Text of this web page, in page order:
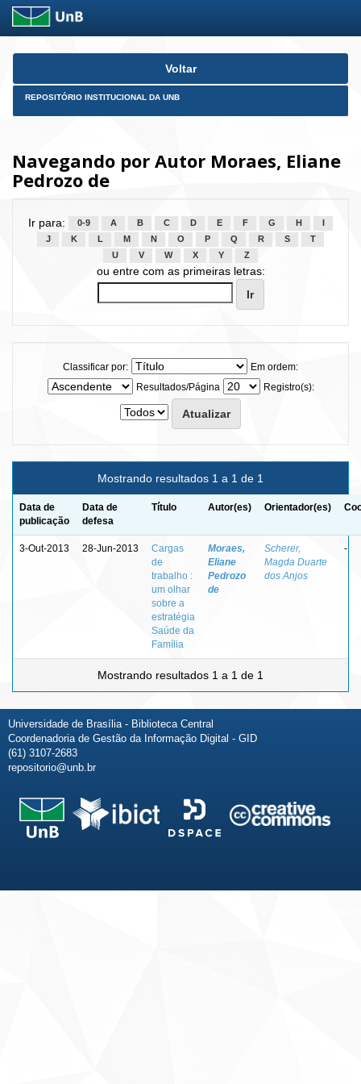
Skip
Voltar
REPOSITÓRIO INSTITUCIONAL DA UNB
Navegando por Autor Moraes, Eliane
Pedrozo de
Ir para: 0-9 A B C D E F G H
J
K L M N O P Q R S
T
U
V W X Y Z
ou entre com as primeiras letras:
Classificar por:
Em ordem:
Resultados/Página
Registro(s):
Mostrando resultados 1 a 1 de 1
Data de
publicação
Data de
defesa
Título Autor(es) Orientador(es)
3-Out-2013 28-Jun-2013
Cargas
de
trabalho :
um olhar
sobre a
estratégia
Saúde da
Família
Moraes,
Eliane
Pedrozo
de
Scherer,
Magda Duarte
dos Anjos
-
Mostrando resultados 1 a 1 de 1
Universidade de Brasília - Biblioteca Central
Coordenadoria de Gestão da Informação Digital - GID
(61) 3107-2683
repositorio@unb.br